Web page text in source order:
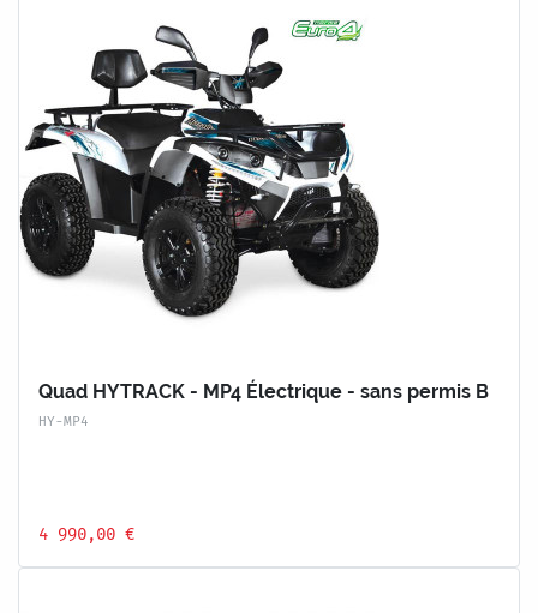
Quad HYTRACK - MP4 Électrique - sans permis B
HY-MP4
4 990,00 €